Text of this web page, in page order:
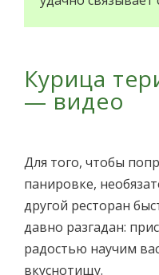
Курица
— видео
Для того, чтобы
панировке,
другой ресторан
давно разгадан:
радостью научим
вкуснотищу.